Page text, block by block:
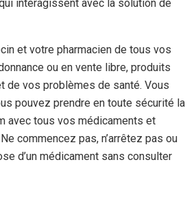
interagissent avec la solution de
et votre pharmacien de tous vos
ou en vente libre, produits
de vos problèmes de santé. Vous
pouvez prendre en toute sécurité la
avec tous vos médicaments et
commencez pas, n’arrêtez pas ou
d’un médicament sans consulter